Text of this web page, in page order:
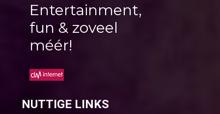
Entertainment,
fun & zoveel
méér!
NUTTIGE LINKS